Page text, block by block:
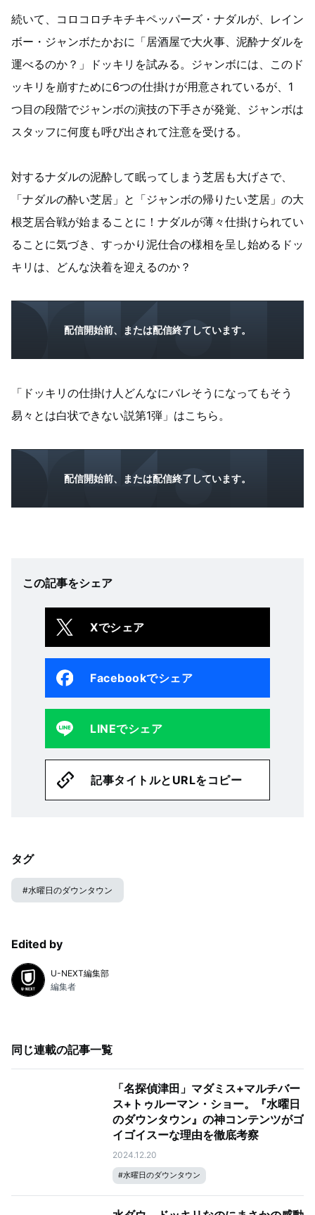
続いて、コロコロチキチキペッパーズ・ナダルが、レイン
ボー・ジャンボたかおに「居酒屋で大火事、泥酔ナダルを
運べるのか？」ドッキリを試みる。ジャンボには、このド
ッキリを崩すために6つの仕掛けが用意されているが、1
つ目の段階でジャンボの演技の下手さが発覚、ジャンボは
スタッフに何度も呼び出されて注意を受ける。
対するナダルの泥酔して眠ってしまう芝居も大げさで、
「ナダルの酔い芝居」と「ジャンボの帰りたい芝居」の大
根芝居合戦が始まることに！ナダルが薄々仕掛けられてい
ることに気づき、すっかり泥仕合の様相を呈し始めるドッ
キリは、どんな決着を迎えるのか？
配信開始前、または配信終了しています。
「ドッキリの仕掛け人どんなにバレそうになってもそう
易々とは白状できない説第1弾」はこちら。
配信開始前、または配信終了しています。
この記事をシェア
Xでシェア
Facebookでシェア
LINEでシェア
記事タイトルとURLをコピー
タグ
#水曜日のダウンタウン
Edited by
U-NEXT編集部
編集者
同じ連載の記事一覧
「名探偵津田」マダミス+マルチバー
ス+トゥルーマン・ショー。『水曜日
のダウンタウン』の神コンテンツがゴ
イゴイスーな理由を徹底考察
2024.12.20
#水曜日のダウンタウン